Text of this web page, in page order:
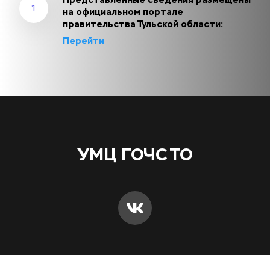
1
на официальном портале
правительства Тульской области:
Перейти
УМЦ ГОЧС ТО